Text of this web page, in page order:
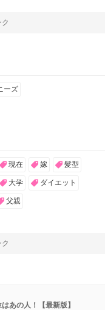
ーズ
現在 嫁 髪型
大学 ダイエット
父親
あの人！【最新版】